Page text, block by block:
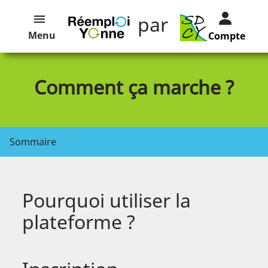
Menu par Compte
Comment ça marche ?
Sommaire
Pourquoi utiliser la
plateforme ?